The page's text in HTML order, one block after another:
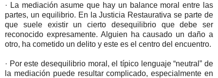
· La mediación asume que hay un balance moral entre las
partes, un equilibrio. En la Justicia Restaurativa se parte de
que suele existir un cierto desequilibrio que debe ser
reconocido expresamente. Alguien ha causado un daño a
otro, ha cometido un delito y este es el centro del encuentro.
· Por este desequilibrio moral, el típico lenguaje “neutral” de
la mediación puede resultar complicado, especialmente en